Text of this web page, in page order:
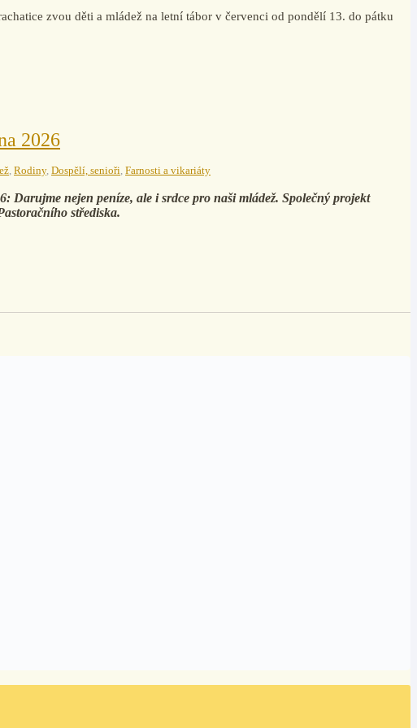
zvou děti a mládež na letní tábor v červenci od pondělí 13. do pátku
2026
, Rodiny, Dospělí, senioři, Farnosti a vikariáty
Darujme nejen peníze, ale i srdce pro naši mládež. Společný projekt
střediska.